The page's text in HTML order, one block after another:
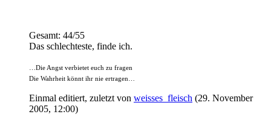
Gesamt: 44/55
Das schlechteste, finde ich.
…Die Angst verbietet euch zu fragen
Die Wahrheit könnt ihr nie ertragen…
Einmal editiert, zuletzt von weisses_fleisch (29. November
2005, 12:00)